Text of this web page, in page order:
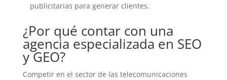
publicitarias para generar clientes.
¿Por qué contar con una
agencia especializada en SEO
y GEO?
Competir en el sector de las telecomunicaciones